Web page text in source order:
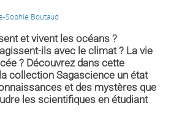
Sophie Boutaud
et vivent les océans ?
ils avec le climat ? La vie
? Découvrez dans cette
collection Sagascience un état
et des mystères que
les scientifiques en étudiant